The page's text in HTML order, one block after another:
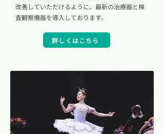
改善していただけるように、最新の治療器と検
査観察機器を導入しております。
詳しくはこちら